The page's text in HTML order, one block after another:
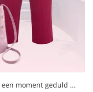
moment geduld ...